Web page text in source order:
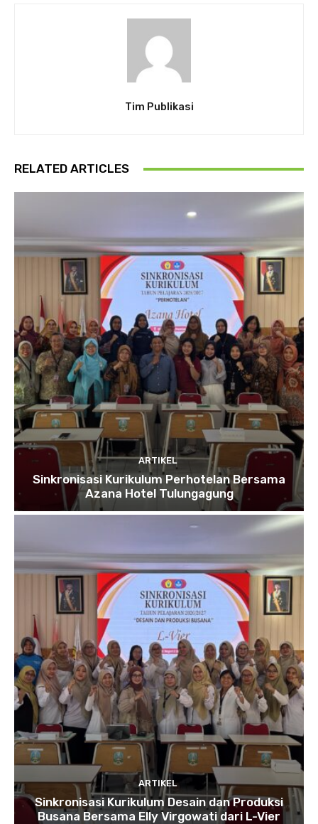
Tim Publikasi
RELATED ARTICLES
ARTIKEL
Sinkronisasi Kurikulum Perhotelan Bersama
Azana Hotel Tulungagung
ARTIKEL
Sinkronisasi Kurikulum Desain dan Produksi
Busana Bersama Elly Virgowati dari L-Vier